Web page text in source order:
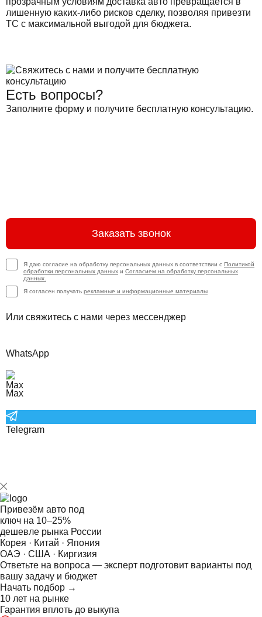
лишенную каких-либо рисков сделку, позволяя привезти
ТС с максимальной выгодой для бюджета.
Есть вопросы?
Заполните форму и получите бесплатную консультацию.
Заказать звонок
Я даю согласие на обработку персональных данных в соответствии с Политикой
обработки персональных данных и Согласием на обработку персональных
данных.
Я согласен получать рекламные и информационные материалы
Или свяжитесь с нами через мессенджер
WhatsApp
Max
Telegram
Привезём авто под
ключ на 10–25%
дешевле рынка России
Корея · Китай · Япония
ОАЭ · США · Киргизия
Ответьте на вопроса — эксперт подготовит варианты под
вашу задачу и бюджет
Начать подбор →
10 лет на рынке
Гарантия вплоть до выкупа